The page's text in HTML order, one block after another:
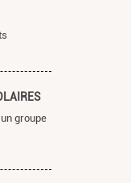
groupe